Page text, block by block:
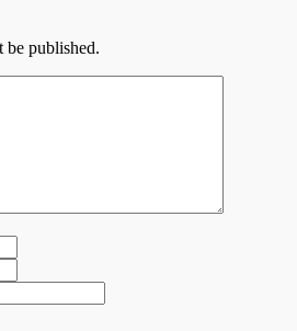
be published.